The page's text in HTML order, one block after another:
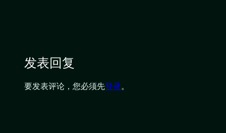
发表回复
要发表评论，您必须先登录。